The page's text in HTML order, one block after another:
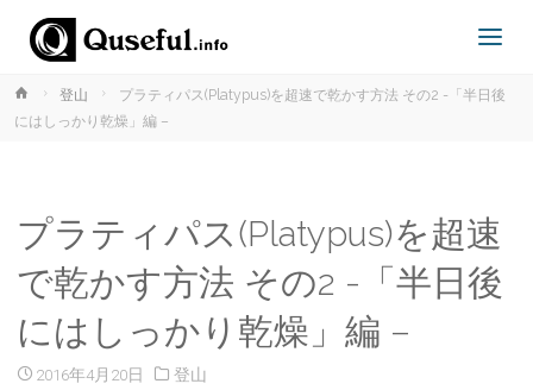
TOPPAGE
coming soon
ホ
ー
登山
プラティパス(Platypus)を超速で乾かす方法 その2 -「半日後
にはしっかり乾燥」編 –
プラティパス(Platypus)を超速
で乾かす方法 その2 -「半日後
にはしっかり乾燥」編 –
2016年4月20日 登山